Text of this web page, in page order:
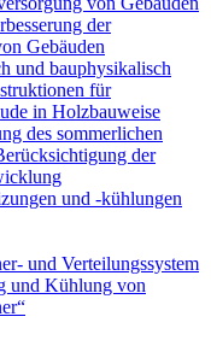
der
Gebäuden
und bauphysikalisch
für
in Holzbauweise
des sommerlichen
der
und -kühlungen
und Verteilungssystem
und Kühlung von